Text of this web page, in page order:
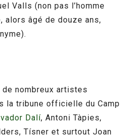
Valls (non pas l’homme
alors âgé de douze ans,
nombreux artistes
la tribune officielle du Camp
Dalí, Antoni Tàpies,
Tísner et surtout Joan